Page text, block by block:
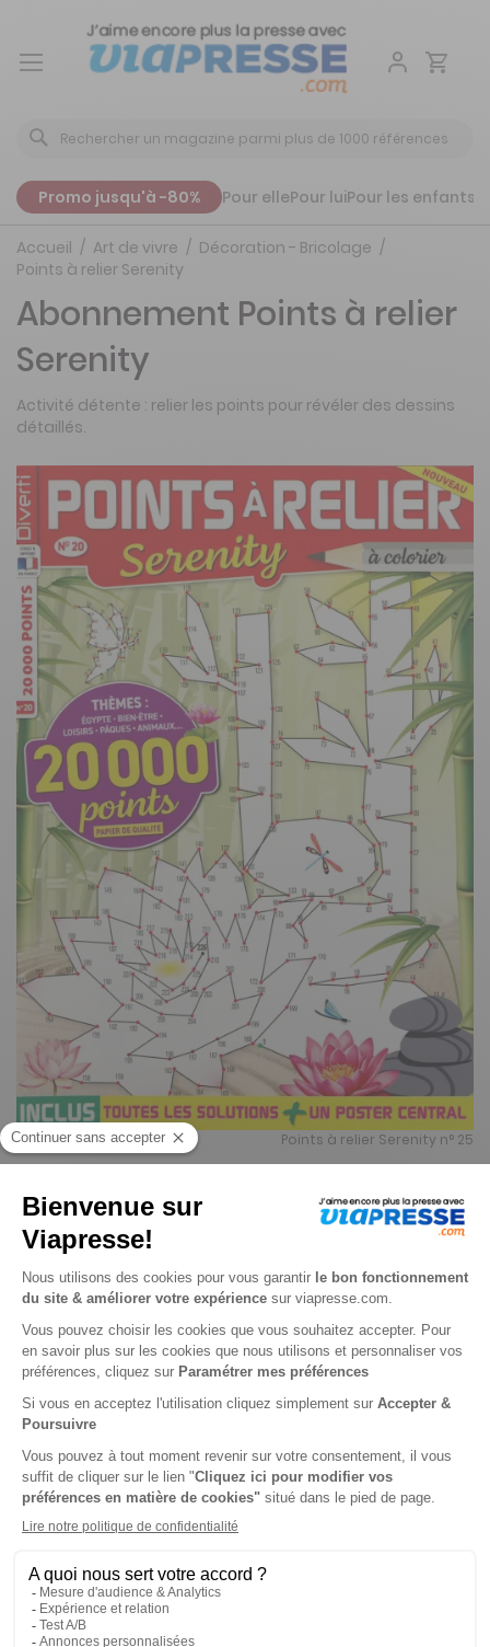
Aller
Promo jusqu'à -80% Pour ellePour luiPour les enfants
Accueil Art de vivre
Décoration - Bricolage
Points à relier Serenity
Points à relier Serenity n° 25
Abonnement Points à relier
Serenity
Activité détente : relier les points pour révéler des dessins
détaillés.
Je choisis un support
Papier
Je choisis une durée
Abonnement 1 an
4 n° • Papier
22€02 Tarif Kiosque :26€80
Renouvellement à date d’anniversaire